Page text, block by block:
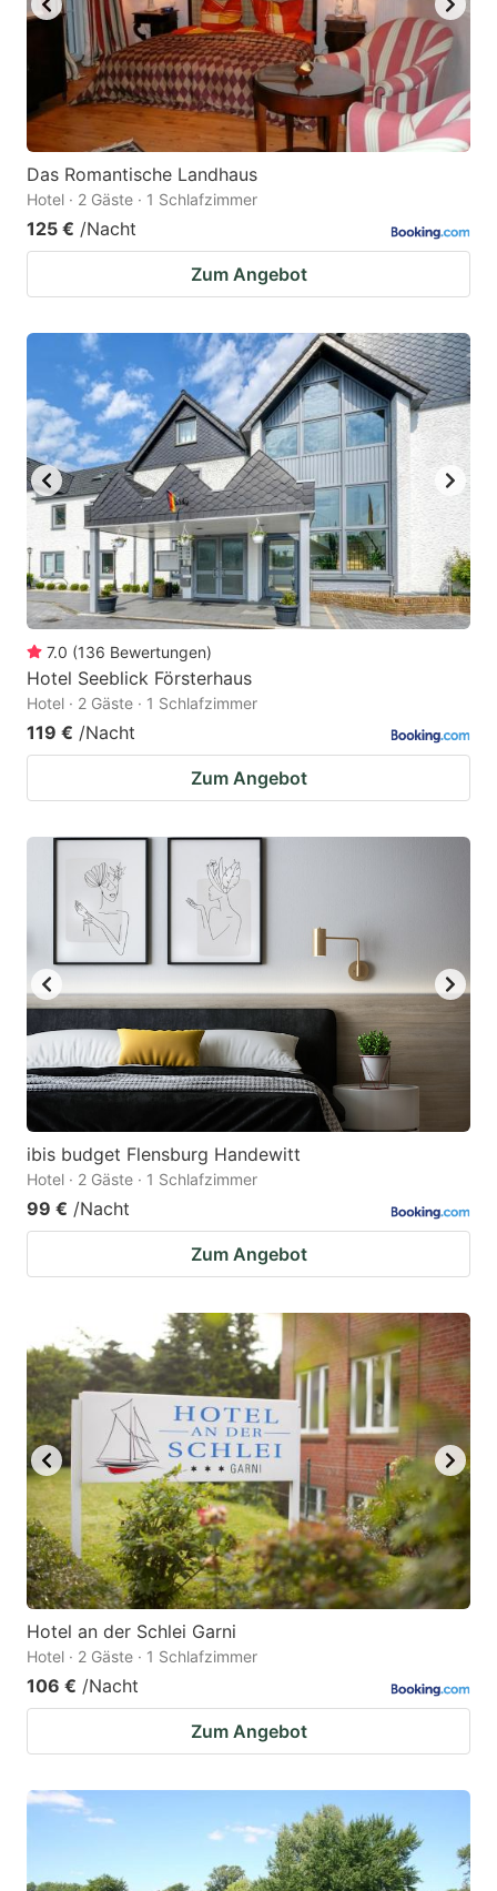
Das Romantische Landhaus
Hotel · 2 Gäste · 1 Schlafzimmer
125 € /Nacht
Zum Angebot
7.0 (136 Bewertungen)
Hotel Seeblick Försterhaus
Hotel · 2 Gäste · 1 Schlafzimmer
119 € /Nacht
Zum Angebot
ibis budget Flensburg Handewitt
Hotel · 2 Gäste · 1 Schlafzimmer
99 € /Nacht
Zum Angebot
Hotel an der Schlei Garni
Hotel · 2 Gäste · 1 Schlafzimmer
106 € /Nacht
Zum Angebot